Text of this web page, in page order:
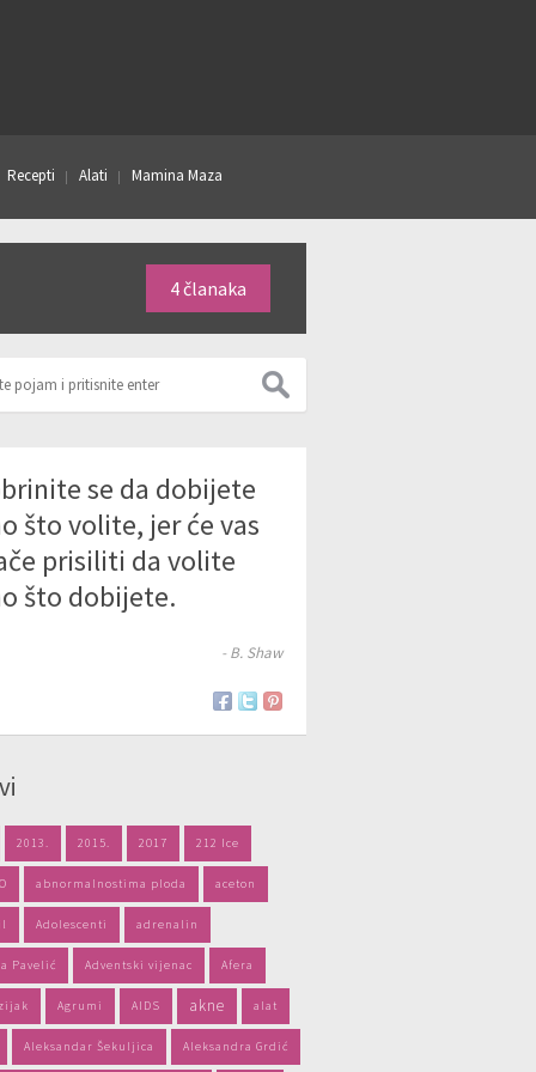
Recepti Alati Mamina Maza
4 članaka
se da dobijete
što volite, jer će vas
prisiliti da volite
što dobijete.
- B. Shaw
2013. 2015. 2017 212 Ice
abnormalnostima ploda aceton
Adolescenti adrenalin
Pavelić Adventski vijenac Afera
Agrumi AIDS akne alat
Aleksandar Šekuljica Aleksandra Grdić